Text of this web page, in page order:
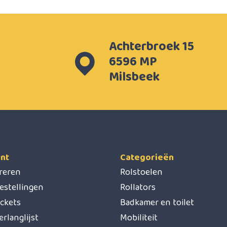
Achterbroek 15
6596 MP
Milsbeek
Categorieën
Rolstoelen
Rollators
Badkamer en toilet
Mobiliteit